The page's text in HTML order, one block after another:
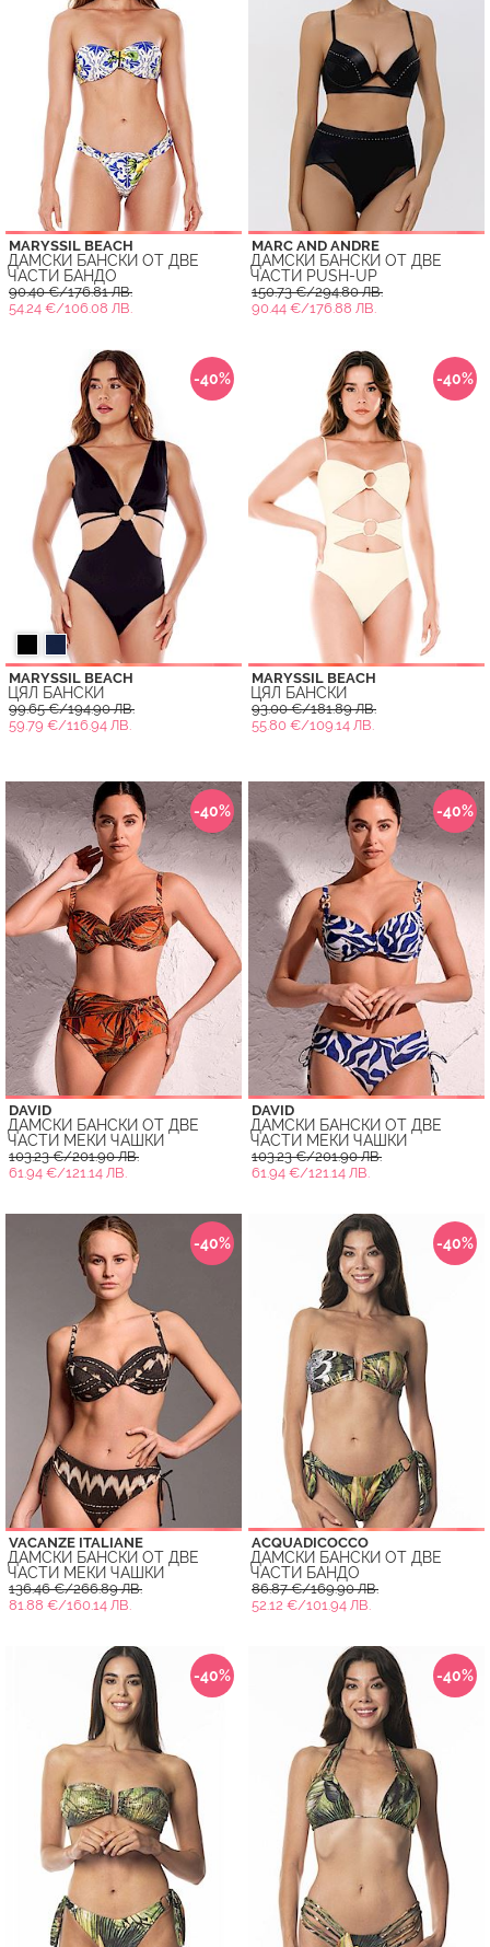
MARYSSIL BEACH
ДАМСКИ БАНСКИ ОТ ДВЕ
ЧАСТИ БАНДО
90.40 €/176.81 ЛВ.
54.24 €/106.08 ЛВ.
MARC AND ANDRE
ДАМСКИ БАНСКИ ОТ ДВЕ
ЧАСТИ PUSH-UP
150.73 €/294.80 ЛВ.
90.44 €/176.88 ЛВ.
-40%
MARYSSIL BEACH
ЦЯЛ БАНСКИ
99.65 €/194.90 ЛВ.
59.79 €/116.94 ЛВ.
-40%
MARYSSIL BEACH
ЦЯЛ БАНСКИ
93.00 €/181.89 ЛВ.
55.80 €/109.14 ЛВ.
-40%
DAVID
ДАМСКИ БАНСКИ ОТ ДВЕ
ЧАСТИ МЕКИ ЧАШКИ
103.23 €/201.90 ЛВ.
61.94 €/121.14 ЛВ.
-40%
DAVID
ДАМСКИ БАНСКИ ОТ ДВЕ
ЧАСТИ МЕКИ ЧАШКИ
103.23 €/201.90 ЛВ.
61.94 €/121.14 ЛВ.
-40%
VACANZE ITALIANE
ДАМСКИ БАНСКИ ОТ ДВЕ
ЧАСТИ МЕКИ ЧАШКИ
136.46 €/266.89 ЛВ.
81.88 €/160.14 ЛВ.
-40%
ACQUADICOCCO
ДАМСКИ БАНСКИ ОТ ДВЕ
ЧАСТИ БАНДО
86.87 €/169.90 ЛВ.
52.12 €/101.94 ЛВ.
-40% -40%